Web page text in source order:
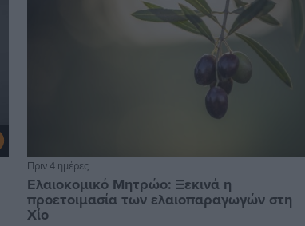
Πριν 4 ημέρες
Ελαιοκομικό Μητρώο: Ξεκινά η
προετοιμασία των ελαιοπαραγωγών στη
Χίο